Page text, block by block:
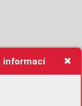
informací